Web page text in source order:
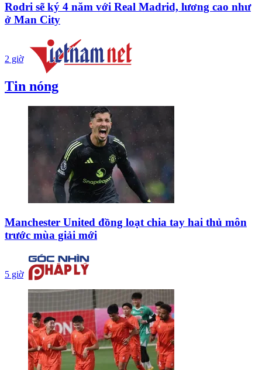
Rodri sẽ ký 4 năm với Real Madrid, lương cao như
ở Man City
2 giờ
Tin nóng
Manchester United đồng loạt chia tay hai thủ môn
trước mùa giải mới
5 giờ